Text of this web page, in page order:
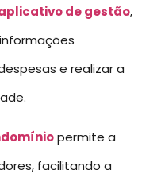
de gestão,
e realizar a
permite a
facilitando a